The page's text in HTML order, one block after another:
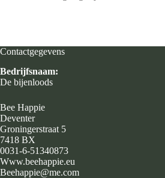
Contactgegevens
Bedrijfsnaam:
De bijenloods
Bee Happie
Deventer
Groningerstraat 5
7418 BX
0031-6-51340873
Www.beehappie.eu
Beehappie@me.com